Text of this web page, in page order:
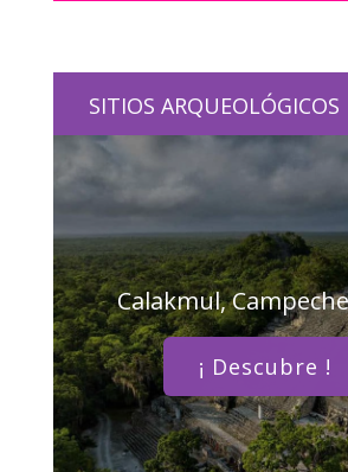
SITIOS ARQUEOLÓGICOS
Calakmul,
¡ Descubre !